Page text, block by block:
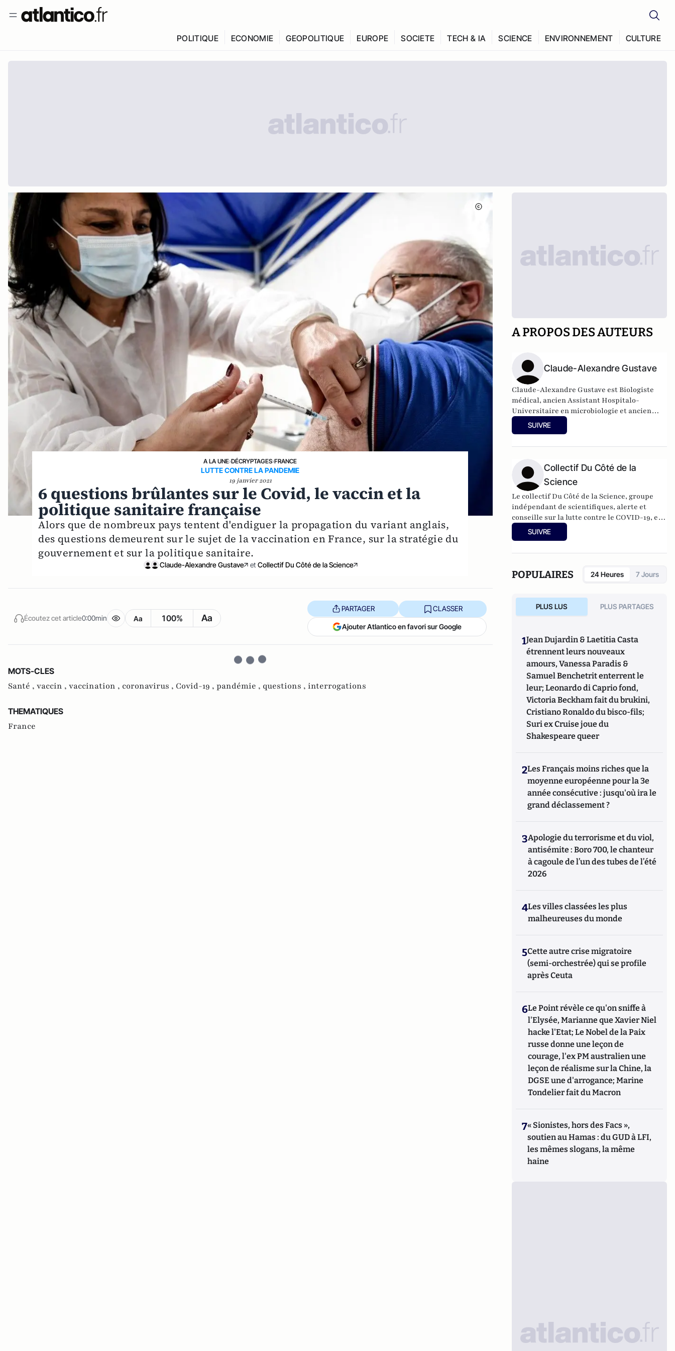
POLITIQUE ECONOMIE GEOPOLITIQUE EUROPE SOCIETE TECH & IA SCIENCE ENVIRONNEMENT CULTURE
A LA UNE›DÉCRYPTAGES›FRANCE
LUTTE CONTRE LA PANDEMIE
19 janvier 2021
6 questions brûlantes sur le Covid, le vaccin et la
politique sanitaire française
Alors que de nombreux pays tentent d'endiguer la propagation du variant anglais,
des questions demeurent sur le sujet de la vaccination en France, sur la stratégie du
gouvernement et sur la politique sanitaire.
Claude-Alexandre Gustave et Collectif Du Côté de la Science
Écoutez cet article0:00min Aa 100% Aa
PARTAGER CLASSER
Ajouter Atlantico en favori sur Google
MOTS-CLES
Santé , vaccin , vaccination , coronavirus , Covid-19 , pandémie , questions , interrogations
THEMATIQUES
France
A PROPOS DES AUTEURS
Claude-Alexandre Gustave
Claude-Alexandre Gustave est Biologiste
médical, ancien Assistant Hospitalo-
Universitaire en microbiologie et ancien
Assistant Spécialiste en immunologie.
SUIVRE
Collectif Du Côté de la
Science
Le collectif Du Côté de la Science, groupe
indépendant de scientifiques, alerte et
conseille sur la lutte contre le COVID-19, et
appelle à ce qu’elle soit fondée sur les
données de la science et débattue avec des
SUIVRE
POPULAIRES 24 Heures 7 Jours
PLUS LUS PLUS PARTAGES
1Jean Dujardin & Laetitia Casta
étrennent leurs nouveaux
amours, Vanessa Paradis &
Samuel Benchetrit enterrent le
leur; Leonardo di Caprio fond,
Victoria Beckham fait du brukini,
Cristiano Ronaldo du bisco-fils;
Suri ex Cruise joue du
Shakespeare queer
2Les Français moins riches que la
moyenne européenne pour la 3e
année consécutive : jusqu'où ira le
grand déclassement ?
3Apologie du terrorisme et du viol,
antisémite : Boro 700, le chanteur
à cagoule de l’un des tubes de l’été
2026
4Les villes classées les plus
malheureuses du monde
5Cette autre crise migratoire
(semi-orchestrée) qui se profile
après Ceuta
6Le Point révèle ce qu'on sniffe à
l'Elysée, Marianne que Xavier Niel
hacke l'Etat; Le Nobel de la Paix
russe donne une leçon de
courage, l'ex PM australien une
leçon de réalisme sur la Chine, la
DGSE une d'arrogance; Marine
Tondelier fait du Macron
7« Sionistes, hors des Facs »,
soutien au Hamas : du GUD à LFI,
les mêmes slogans, la même
haine